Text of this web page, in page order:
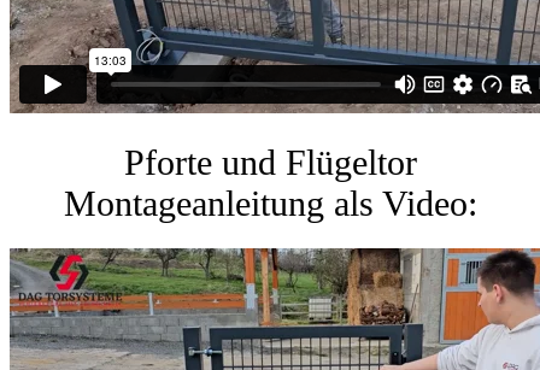
Pforte und Flügeltor
Montageanleitung als Video: